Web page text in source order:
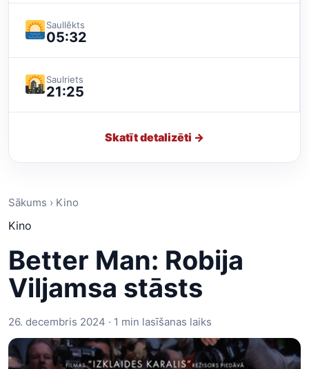
Saullēkts
05:32
Saulriets
21:25
Skatīt detalizēti →
Sākums › Kino
Kino
Better Man: Robija
Viljamsa stāsts
26. decembris 2024 · 1 min lasīšanas laiks